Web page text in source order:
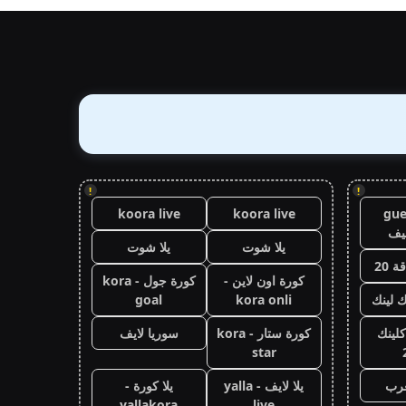
!
20
لينك
!
koora live
koora live
يلا شوت
يلا شوت
كورة اون لاين -
kora onli
كورة جول - kora
goal
كورة ستار - kora
star
سوريا لايف
يلا لايف - yalla
يلا كورة -